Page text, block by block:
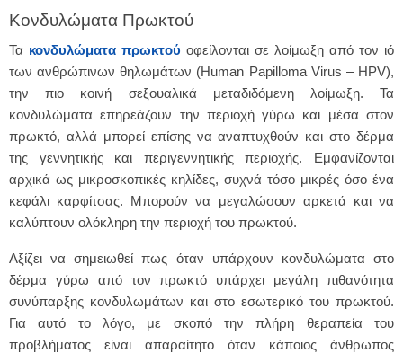
Κονδυλώματα Πρωκτού
Τα κονδυλώματα πρωκτού οφείλονται σε λοίμωξη από τον ιό
των ανθρώπινων θηλωμάτων (Human Papilloma Virus – HPV),
την πιο κοινή σεξουαλικά μεταδιδόμενη λοίμωξη. Τα
κονδυλώματα επηρεάζουν την περιοχή γύρω και μέσα στον
πρωκτό, αλλά μπορεί επίσης να αναπτυχθούν και στο δέρμα
της γεννητικής και περιγεννητικής περιοχής. Εμφανίζονται
αρχικά ως μικροσκοπικές κηλίδες, συχνά τόσο μικρές όσο ένα
κεφάλι καρφίτσας. Μπορούν να μεγαλώσουν αρκετά και να
καλύπτουν ολόκληρη την περιοχή του πρωκτού.
Αξίζει να σημειωθεί πως όταν υπάρχουν κονδυλώματα στο
δέρμα γύρω από τον πρωκτό υπάρχει μεγάλη πιθανότητα
συνύπαρξης κονδυλωμάτων και στο εσωτερικό του πρωκτού.
Για αυτό το λόγο, με σκοπό την πλήρη θεραπεία του
προβλήματος είναι απαραίτητο όταν κάποιος άνθρωπος